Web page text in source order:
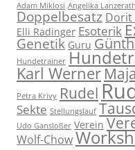
Adam Miklosi Angelika Lanzerath
Doppelbesatz Dorit
Elli Radinger Esoterik
Genetik Guru
Hundetrainer
Karl Werner
Petra Krivy Rudel
Sekte Stellungslauf
Udo Gansloßer Verein
Wolf-Chow